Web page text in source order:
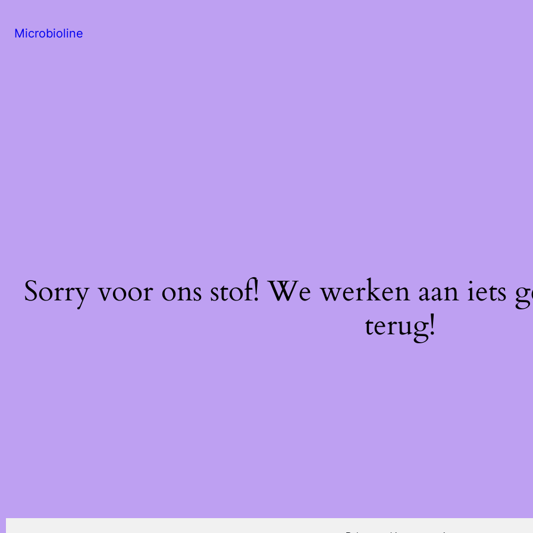
Microbioline
Sorry voor ons stof! We werken aan iets
terug!